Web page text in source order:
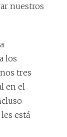
nuestros
los
tres
en el
está